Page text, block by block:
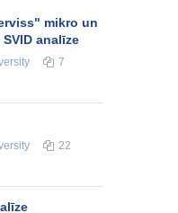
mikro un
analīze
7
22